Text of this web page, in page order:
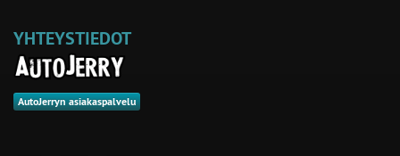
YHTEYSTIEDOT
AutoJerryn asiakaspalvelu